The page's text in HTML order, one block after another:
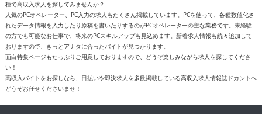
種で高収入求人を探してみませんか？
人気のPCオペレーター、PC入力の求人もたくさん掲載しています。PCを使って、各種数値化さ
れたデータ情報を入力したり原稿を書いたりするのがPCオペレーターの主な業務です。未経験
の方でも可能なお仕事で、将来のPCスキルアップも見込めます。新着求人情報も続々追加して
おりますので、きっとアナタに合ったバイトが見つかります。
面白特集ページもたっぷりご用意しておりますので、どうぞ楽しみながら求人を探してくださ
い！
高収入バイトをお探しなら、日払いや即決求人を多数掲載している高収入求人情報誌ドカントへ
どうぞお任せくださいませ！